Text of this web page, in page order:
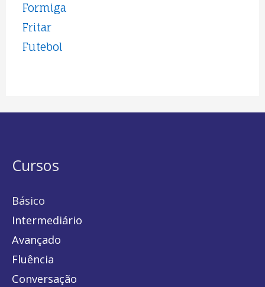
Formiga
Fritar
Futebol
Cursos
Básico
Intermediário
Avançado
Fluência
Conversação